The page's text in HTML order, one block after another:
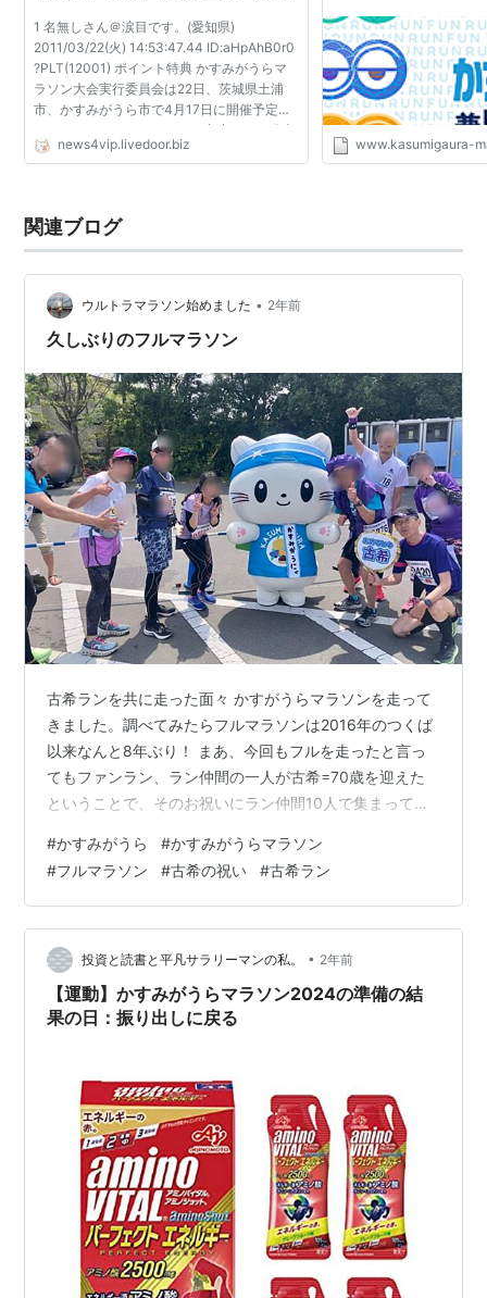
第
4
回
1994.1.16
佐藤知彦（日
立電線）
22分
26秒
宮田操（東京
都庁）
2時間
49分
41秒
第
回
1995.1.16
山本泰明（筑
2時間
22分
柏崎朋子（東
電工業）
2時間
55分
05秒
回
回
33秒
第
回
1998.4.19
仙内勇（積水
37秒
部）
秒
第
9
回
1999.4.18
山本恭則（ユ
タカ技研
RC）
2時間
27分
19秒
菅原朋子（埼
玉農協）
2時間
54分
58秒
第
10
回
2000.4.16
森崎進也（コ
ニカ）
2時間
19分
35秒
我妻保子（日
立佐和）
2時間
58分12
秒
第
11
回
2001.4.15
間野敏男（八
番麺屋）
2時間
20分
翔ひろこ（佐
倉市陸協）
2時間
55分
30秒
第
2002.4.21
押切章宏（愛
2時間
47秒
翔ひろこ（佐
2時間
53秒
2003.4.13
森下慶一郎
（日立電線）
2時間
23分
57秒
奥野たまき
（兵庫県）
2時間
46分
17秒
14
回
成）
23分
41秒
成）
第
15
2005.4.17
小貫克彦（三
重陸協）
2時間
33分
翔ひろこ（佐
倉市陸協）
2時間
50分
回
2006.4.16
岩山海渡（筑
波大大学院）
2時間
宇根由美子
2時間
（eA神奈
川）
53秒
ず）
2008.4.20
藪下大雄（関
東RC）
2時間
25分
40秒
田辺美代（千
葉県）
2009.4.19
宮川浩太
（eA東京）
2時間
26分
古家雅恵（滋
賀マスター
1 名無しさん＠涙目です。(愛知県)
2011/03/22(火) 14:53:47.44 ID:aHpAhB0r0
?PLT(12001) ポイント特典 かすみがうらマ
ラソン大会実行委員会は22日、茨城県土浦
市、かすみがうら市で4月17日に開催予定だ
ったかすみがうらマラソンを中止すると発表
した。 東日本大震災の影響で被災した両市の
news4vip.livedoor.biz www.kasumigaura-
関連ブログ
ウルトラマラソン始めました • 2年前
久しぶりのフルマラソン
古希ランを共に走った面々 かすがうらマラソンを走って
きました。調べてみたらフルマラソンは2016年のつくば
以来なんと8年ぶり！ まあ、今回もフルを走ったと言っ
てもファンラン、ラン仲間の一人が古希=70歳を迎えた
ということで、そのお祝いにラン仲間10人で集まっての
#かすみがうら #かすみがうらマラソン
#フルマラソン #古希の祝い #古希ラン
投資と読書と平凡サラリーマンの私。 • 2年前
【運動】かすみがうらマラソン2024の準備の結
果の日：振り出しに戻る